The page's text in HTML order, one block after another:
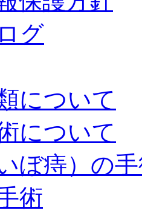
グ
について
について
ぼ痔）の
術